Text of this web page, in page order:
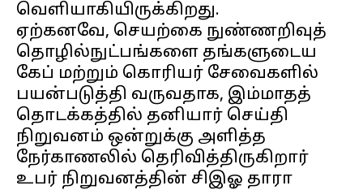
வெளியாகியிருக்கிறது.
ஏற்கனவே, செயற்கை நுண்ணறிவுத்
தொழில்நுட்பங்களை தங்களுடைய
கேப் மற்றும் கொரியர் சேவைகளில்
பயன்படுத்தி வருவதாக, இம்மாதத்
தொடக்கத்தில் தனியார் செய்தி
நிறுவனம் ஒன்றுக்கு அளித்த
நேர்காணலில் தெரிவித்திருகிறார்
உபர் நிறுவனத்தின் சிஇஓ தாரா